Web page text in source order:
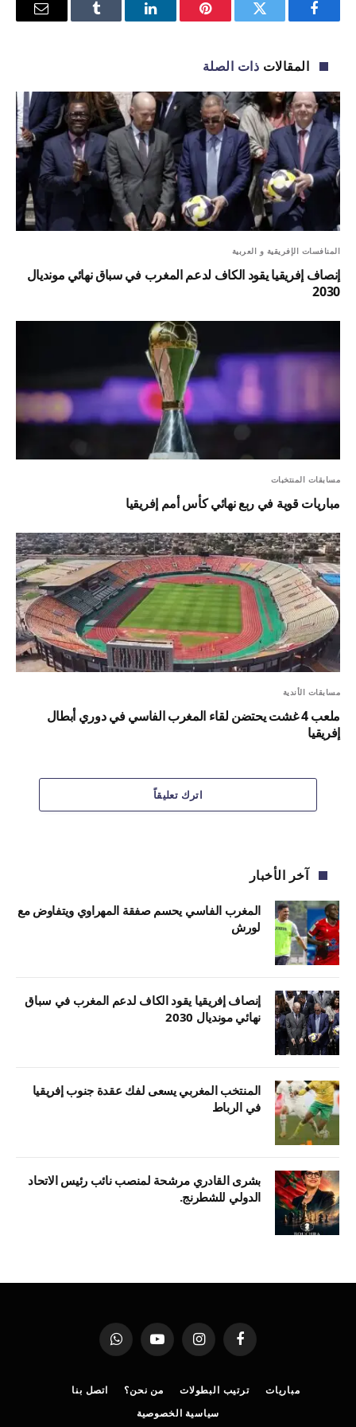
فيسبوك تويتر بينتيريستلينكدإن Tumblr
البريد
المقالات ذات الصلة
المنافسات الإفريقية و العربية
إنصاف إفريقيا يقود الكاف لدعم المغرب في سباق نهائي مونديال
2030
مسابقات المنتخبات
مباريات قوية في ربع نهائي كأس أمم إفريقيا
مسابقات الأندية
ملعب 4 غشت يحتضن لقاء المغرب الفاسي في دوري أبطال
إفريقيا
اترك تعليقاً
آخر الأخبار
المغرب الفاسي يحسم صفقة المهراوي ويتفاوض مع
لورش
إنصاف إفريقيا يقود الكاف لدعم المغرب في سباق
نهائي مونديال 2030
المنتخب المغربي يسعى لفك عقدة جنوب إفريقيا
في الرباط
بشرى القادري مرشحة لمنصب نائب رئيس الاتحاد
الدولي للشطرنج.
فيسبوك الانستغراميوتيوب واتساب
مباريات ترتيب البطولات من نحن؟
اتصل بنا
سياسية الخصوصية